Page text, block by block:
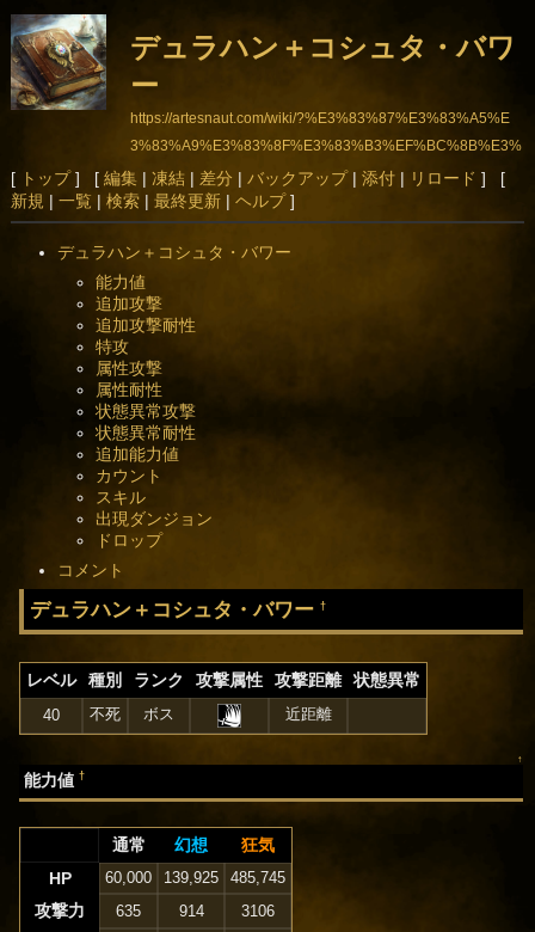
デュラハン＋コシュタ・バワ
ー
https://artesnaut.com/wiki/?%E3%83%87%E3%83%A5%E
3%83%A9%E3%83%8F%E3%83%B3%EF%BC%8B%E3%
82%B3%E3%82%B7%E3%83%A5%E3%82%BF%E3%8
3%BB%E3%83%90%E3%83%AF%E3%83%BC
[ トップ] [ 編集| 凍結 | 差分 | バックアップ| 添付| リロード ] [
新規 | 一覧| 検索| 最終更新| ヘルプ]
デュラハン＋コシュタ・バワー
能力値
追加攻撃
追加攻撃耐性
特攻
属性攻撃
属性耐性
状態異常攻撃
状態異常耐性
追加能力値
カウント
スキル
出現ダンジョン
ドロップ
コメント
デュラハン＋コシュタ・バワー †
レベル 種別 ランク 攻撃属性 攻撃距離 状態異常
40 不死 ボス 近距離
↑
能力値†
通常 幻想
狂気
HP
60,000 139,925 485,745
攻撃力 635 914 3106